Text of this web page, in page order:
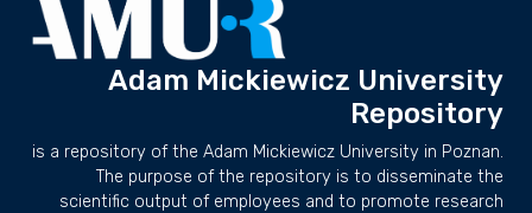
Adam Mickiewicz University
Repository
is a repository of the Adam Mickiewicz University in Poznan.
The purpose of the repository is to disseminate the
scientific output of employees and to promote research